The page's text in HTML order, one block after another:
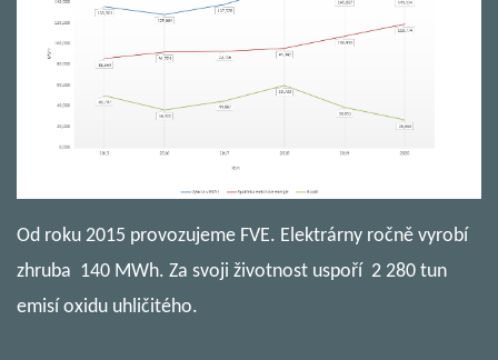
Od roku 2015 provozujeme FVE. Elektrárny ročně vyrobí
zhruba 140 MWh. Za svoji životnost uspoří 2 280 tun
emisí oxidu uhličitého.